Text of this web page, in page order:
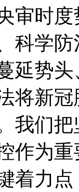
审时
科学
延势
将新
我们
作为
着力